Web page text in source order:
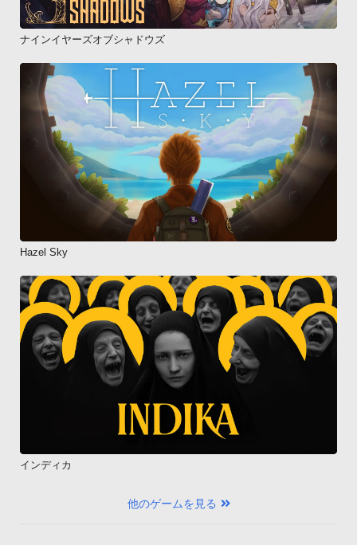
ナインイヤーズオブシャドウズ
Hazel Sky
インディカ
他のゲームを見る